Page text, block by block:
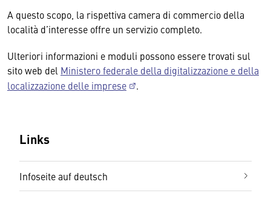
A questo scopo, la rispettiva camera di commercio della
località d’interesse offre un servizio completo.
Ulteriori informazioni e moduli possono essere trovati sul
sito web del Ministero federale della digitalizzazione e della
localizzazione delle imprese
.
Links
Infoseite auf deutsch